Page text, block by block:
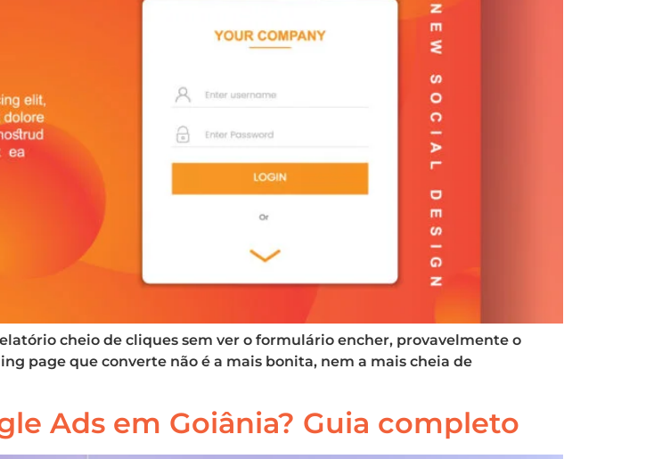
cheio de cliques sem ver o formulário encher, provavelmente o
page que converte não é a mais bonita, nem a mais cheia de
Ads em Goiânia? Guia completo